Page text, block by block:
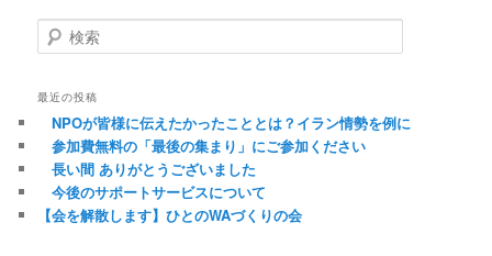
検索
最近の投稿
NPOが皆様に伝えたかったこととは？イラン情勢を例に
参加費無料の「最後の集まり」にご参加ください
長い間 ありがとうございました
今後のサポートサービスについて
【会を解散します】ひとのWAづくりの会